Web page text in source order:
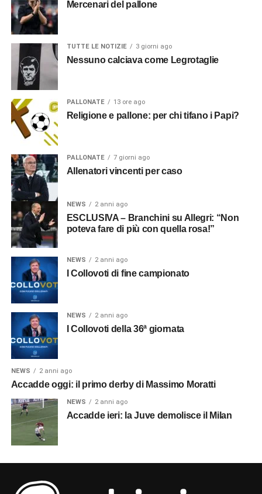
Mercenari del pallone
TUTTE LE NOTIZIE 3 giorni ago
Nessuno calciava come Legrotaglie
PALLONATE 13 ore ago
Religione e pallone: per chi tifano i Papi?
PALLONATE 7 giorni ago
Allenatori vincenti per caso
NEWS 2 anni ago
ESCLUSIVA – Branchini su Allegri: “Non
poteva fare di più con quella rosa!”
NEWS 2 anni ago
I Collovoti di fine campionato
NEWS 2 anni ago
I Collovoti della 36ª giornata
NEWS 2 anni ago
Accadde oggi: il primo derby di Massimo Moratti
NEWS 2 anni ago
Accadde ieri: la Juve demolisce il Milan